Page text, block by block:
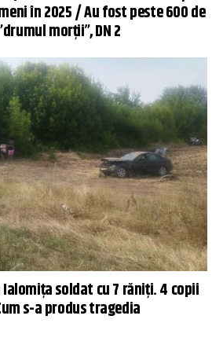
în 2025 / Au fost peste 600 de
morții”, DN 2
soldat cu 7 răniţi. 4 copii
s-a produs tragedia